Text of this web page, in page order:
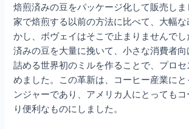
焙煎済みの豆をパッケージ化して販売しま
家で焙煎する以前の方法に比べて、大幅な
かし、ボヴェイはそこで止まりませんで
済みの豆を大量に挽いて、小さな消費者
詰める世界初のミルを作ることで、プロ
めました。この革新は、コーヒー産業にと
ンジャーであり、アメリカ人にとってもコ
り便利なものにしました。